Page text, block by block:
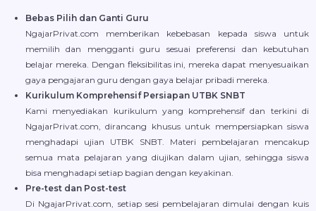
Bebas Pilih dan Ganti Guru
NgajarPrivat.com memberikan kebebasan kepada siswa untuk
memilih dan mengganti guru sesuai preferensi dan kebutuhan
belajar mereka. Dengan fleksibilitas ini, mereka dapat menyesuaikan
gaya pengajaran guru dengan gaya belajar pribadi mereka.
Kurikulum Komprehensif Persiapan UTBK SNBT
Kami menyediakan kurikulum yang komprehensif dan terkini di
NgajarPrivat.com, dirancang khusus untuk mempersiapkan siswa
menghadapi ujian UTBK SNBT. Materi pembelajaran mencakup
semua mata pelajaran yang diujikan dalam ujian, sehingga siswa
bisa menghadapi setiap bagian dengan keyakinan.
Pre-test dan Post-test
Di NgajarPrivat.com, setiap sesi pembelajaran dimulai dengan kuis